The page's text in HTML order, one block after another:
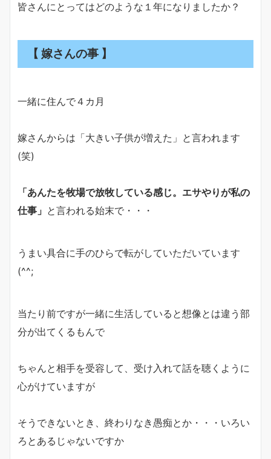
皆さんにとってはどのような１年になりましたか？
【 嫁さんの事 】
一緒に住んで４カ月
嫁さんからは「大きい子供が増えた」と言われます
(笑)
「あんたを牧場で放牧している感じ。エサやりが私の
仕事」 と言われる始末で・・・
うまい具合に手のひらで転がしていただいています
(^^;
当たり前ですが一緒に生活していると想像とは違う部
分が出てくるもんで
ちゃんと相手を受容して、受け入れて話を聴くように
心がけていますが
そうできないとき、終わりなき愚痴とか・・・いろい
ろとあるじゃないですか